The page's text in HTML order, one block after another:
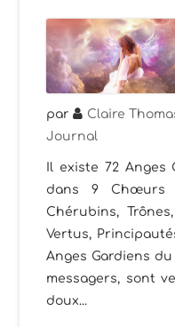
par Claire
Journal
Il existe 72
dans 9 Chœurs
Chérubins,
Vertus,
Anges Gardiens
messagers, sont
doux...